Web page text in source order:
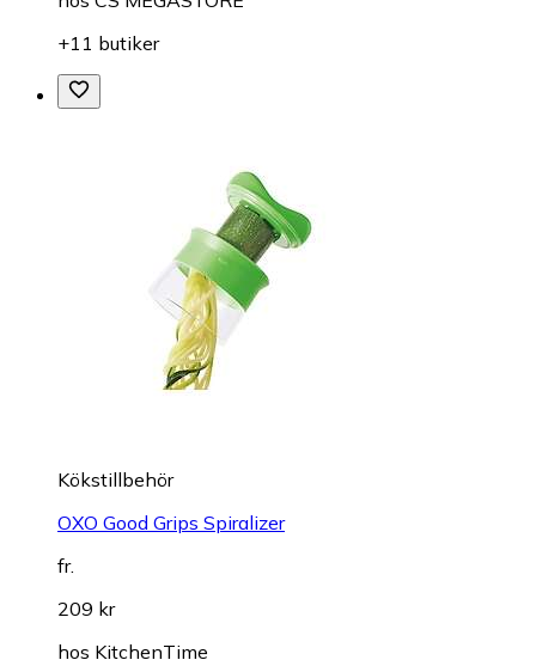
+11 butiker
Kökstillbehör
OXO Good Grips Spiralizer
fr.
209 kr
hos KitchenTime